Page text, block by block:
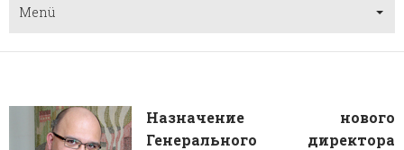
Menü
Назначение нового
Генерального директора